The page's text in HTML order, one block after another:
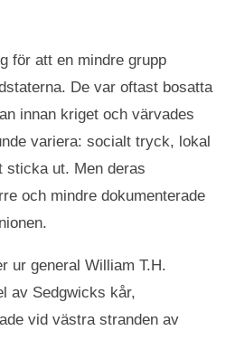
för att en mindre grupp
De var oftast bosatta
innan kriget och värvades
variera: socialt tryck, lokal
sticka ut. Men deras
och mindre dokumenterade
ur general William T.H.
av Sedgwicks kår,
vid västra stranden av